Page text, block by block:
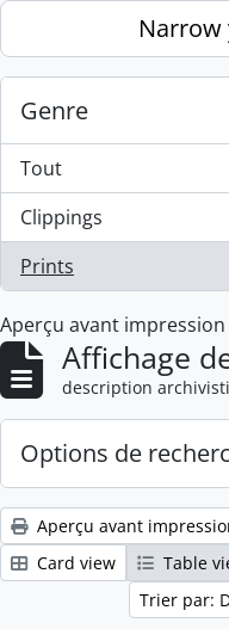
Skip to main contentNarrow
Genre
Tout
Clippings
, 1 résultats
Prints
, 1 résultats
Aperçu avant impression
Affichage
description
Options de
Aperçu avant
Card view
Table
Trier par: